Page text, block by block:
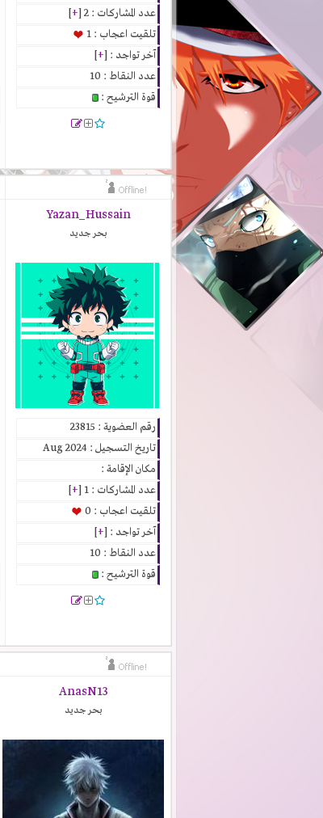
عدد المشاركات : 2 [
+
]
تلقيت اعجاب : 1
آخر تواجد : [+
]
عدد النقاط : 10
قوة الترشيح :
Yazan_Hussain
بحر جديد
رقم العضوية : 23815
تاريخ التسجيل : Aug 2024
مكان الإقامة :
عدد المشاركات : 1 [
+
]
تلقيت اعجاب : 0
آخر تواجد : [+
]
عدد النقاط : 10
قوة الترشيح :
AnasN13
بحر جديد